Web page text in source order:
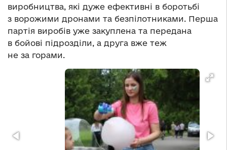
виробництва, які дуже ефективні в боротьбі
з ворожими дронами та безпілотниками. Перша
партія виробів уже закуплена та передана
в бойові підрозділи, а друга вже теж
не за горами.